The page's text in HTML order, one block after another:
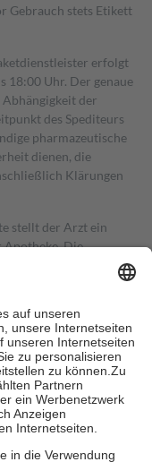
Gebrauch stets Etikett
erfolgt
18:00 Uhr. Der genaue
der
des Spediteurs
pharmazeutische
dienen, die
Klärungen
stellt der Arzt ein
Apotheke. Die
in der Regel die
davon als Zuzahlung
in Höhe von zehn
fünf Euround
als die tatsächlichen
Online-Apotheken.
beträgt die
Euro je